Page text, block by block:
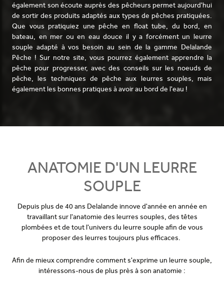
également son écoute auprès des pêcheurs permet aujourd'hui
de sortir des produits adaptés aux types de pêches pratiquées.
Que vous pratiquiez une pêche en float tube, du bord, en
bateau, en mer ou en eau douce il y a forcément un leurre
souple adapté à vos besoin au sein de la gamme Delalande
Pêche ! Sur notre site, vous pourrez également apprendre la
pêche pour progresser, avec des conseils sur les noeuds de
pêche, les techniques de pêche aux leurres souples, mais
également les bonnes pratiques à avoir au bord de l'eau !
ANATOMIE D'UN LEURRE
SOUPLE
Depuis plus de 40 ans Delalande innove d'année en année en
travaillant sur l'anatomie des leurres souples, des têtes
plombées et de tout l'univers du leurre souple afin de vous
proposer des leurres toujours plus efficaces.
Afin de mieux comprendre comment s'exprime un leurre souple,
intéressons-nous de plus près à son anatomie :